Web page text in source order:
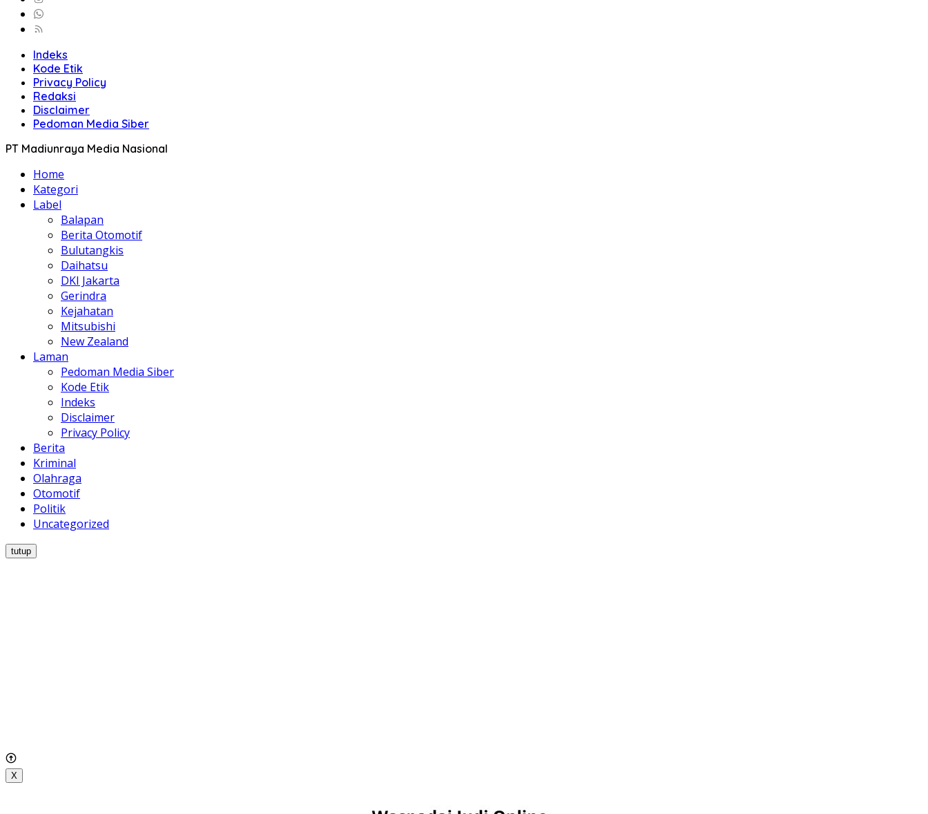
Indeks
Kode Etik
Privacy Policy
Redaksi
Disclaimer
Pedoman Media Siber
PT Madiunraya Media Nasional
Home
Kategori
Label
Balapan
Berita Otomotif
Bulutangkis
Daihatsu
DKI Jakarta
Gerindra
Kejahatan
Mitsubishi
New Zealand
Laman
Pedoman Media Siber
Kode Etik
Indeks
Disclaimer
Privacy Policy
Berita
Kriminal
Olahraga
Otomotif
Politik
Uncategorized
tutup
X